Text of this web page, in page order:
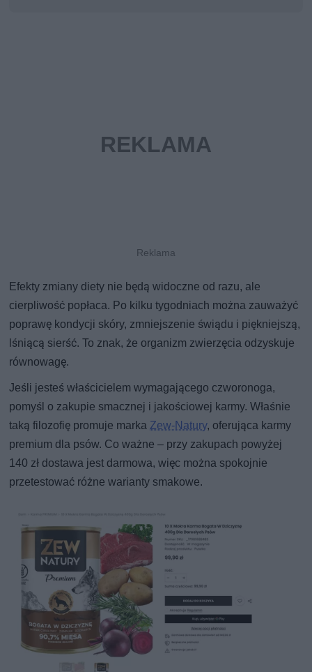
Efekty zmiany diety nie będą widoczne od razu, ale
cierpliwość popłaca. Po kilku tygodniach można zauważyć
poprawę kondycji skóry, zmniejszenie świądu i piękniejszą,
lśniącą sierść. To znak, że organizm zwierzęcia odzyskuje
równowagę.
Jeśli jesteś właścicielem wymagającego czworonoga,
pomyśl o zakupie smacznej i jakościowej karmy. Właśnie
taką filozofię promuje markaZew-Natury, oferująca karmy
premium dla psów. Co ważne – przy zakupach powyżej
140 zł dostawa jest darmowa, więc można spokojnie
przetestować różne warianty smakowe.